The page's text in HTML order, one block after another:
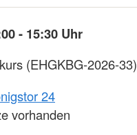
- 15:30 Uhr
(EHGKBG-2026-33)
24
vorhanden